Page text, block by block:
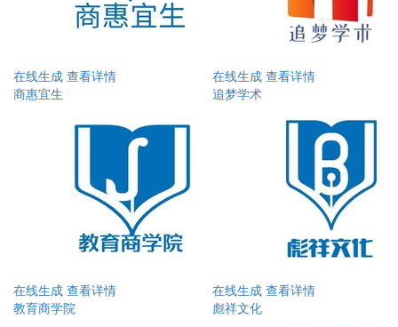
在线生成 查看详情
商惠宜生
在线生成 查看详情
追梦学术
在线生成 查看详情
教育商学院
在线生成 查看详情
彪祥文化